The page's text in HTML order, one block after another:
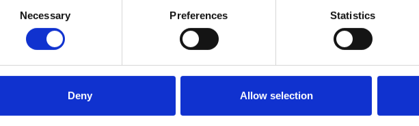
Necessary Preferences Statistics
Deny Allow selection